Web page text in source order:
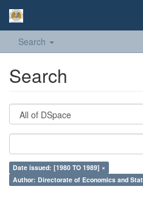
Search
Search
Date issued: [1980 TO 1989] ×
Author: Directorate of Economics and